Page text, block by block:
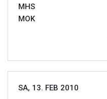
MHS
MOK
SA, 13. FEB 2010